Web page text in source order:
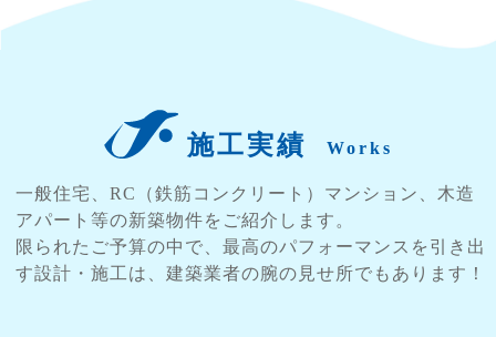
施工実績 Works
一般住宅、RC（鉄筋コンクリート）マンション、木造
アパート等の新築物件をご紹介します。
限られたご予算の中で、最高のパフォーマンスを引き出
す設計・施工は、建築業者の腕の見せ所でもあります！